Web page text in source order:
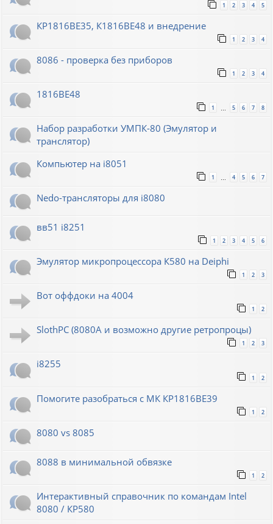
1 2 3 4 5
КР1816ВЕ35, К1816ВЕ48 и внедрение
1 2 3 4
8086 - проверка без приборов
1 2 3 4
1816ВЕ48
1 5 6 7 8
Набор разработки УМПК-80 (Эмулятор и
транслятор)
Компьютер на i8051
1 … 4 5 6 7
Nedo-трансляторы для i8080
вв51 i8251
1 2 3 4 5 6
Эмулятор микропроцессора К580 на Deiphi
1 2 3
Вот оффдоки на 4004
1 2
SlothPC (8080A и возможно другие ретропроцы)
1 2 3
i8255
1 2
Помогите разобраться с МК КР1816ВЕ39
1 2
8080 vs 8085
8088 в минимальной обвязке
1 2
Интерактивный справочник по командам Intel
8080 / КР580